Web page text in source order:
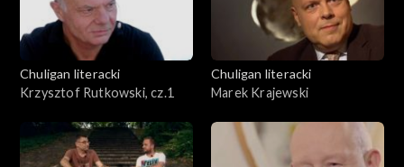
Chuligan literacki
Krzysztof Rutkowski, cz.1
Chuligan literacki
Marek Krajewski